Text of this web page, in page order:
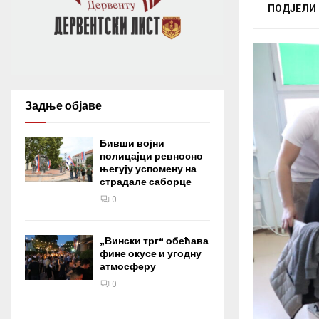
ПОДЈЕЛИ
Задње објаве
Бивши војни
полицајци ревносно
његују успомену на
страдале саборце
0
„Вински трг“ обећава
фине окусе и угодну
атмосферу
0